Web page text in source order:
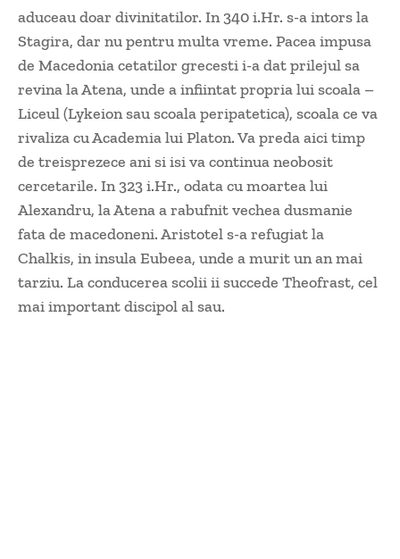
aduceau doar divinitatilor. In 340 i.Hr. s-a intors la
Stagira, dar nu pentru multa vreme. Pacea impusa
de Macedonia cetatilor grecesti i-a dat prilejul sa
revina la Atena, unde a infiintat propria lui scoala –
Liceul (Lykeion sau scoala peripatetica), scoala ce va
rivaliza cu Academia lui Platon. Va preda aici timp
de treisprezece ani si isi va continua neobosit
cercetarile. In 323 i.Hr., odata cu moartea lui
Alexandru, la Atena a rabufnit vechea dusmanie
fata de macedoneni. Aristotel s-a refugiat la
Chalkis, in insula Eubeea, unde a murit un an mai
tarziu. La conducerea scolii ii succede Theofrast, cel
mai important discipol al sau.